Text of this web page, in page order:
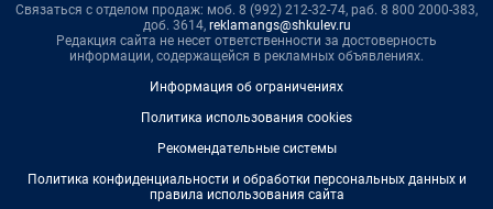
Связаться с отделом продаж: моб. 8 (992) 212-32-74, раб. 8 800 2000-383,
доб. 3614, reklamangs@shkulev.ru
Редакция сайта не несет ответственности за достоверность
информации, содержащейся в рекламных объявлениях.
Информация об ограничениях
Политика использования cookies
Рекомендательные системы
Политика конфиденциальности и обработки персональных данных и
правила использования сайта